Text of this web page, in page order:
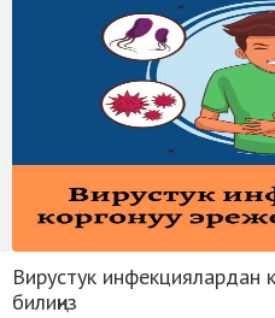
Вирустук инфекциялардан
билиңиз